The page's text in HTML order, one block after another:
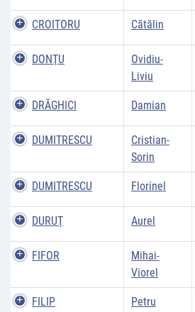
CROITORU Cătălin
DONŢU
Ovidiu-
Liviu
DRĂGHICI Damian
DUMITRESCU
Cristian-
Sorin
DUMITRESCU Florinel
DURUŢ Aurel
FIFOR
Mihai-
Viorel
FILIP Petru